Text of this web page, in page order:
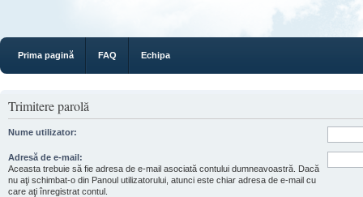
Prima pagină FAQ Echipa
Trimitere parolă
Nume utilizator:
Adresă de e-mail:
Aceasta trebuie să fie adresa de e-mail asociată contului dumneavoastră. Dacă
nu aţi schimbat-o din Panoul utilizatorului, atunci este chiar adresa de e-mail cu
care aţi înregistrat contul.